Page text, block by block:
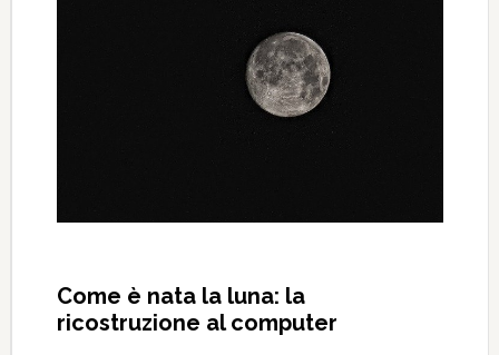
Come è nata la luna: la
ricostruzione al computer